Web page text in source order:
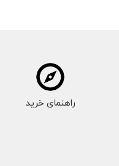
راهنمای خرید